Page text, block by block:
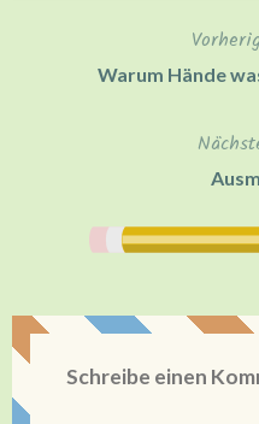
Beitragsnavigation
Warum Hände
Schreibe einen